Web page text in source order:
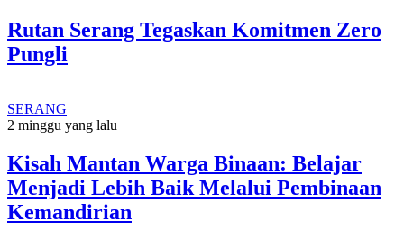
Rutan Serang Tegaskan Komitmen Zero
Pungli
SERANG
2 minggu yang lalu
Kisah Mantan Warga Binaan: Belajar
Menjadi Lebih Baik Melalui Pembinaan
Kemandirian